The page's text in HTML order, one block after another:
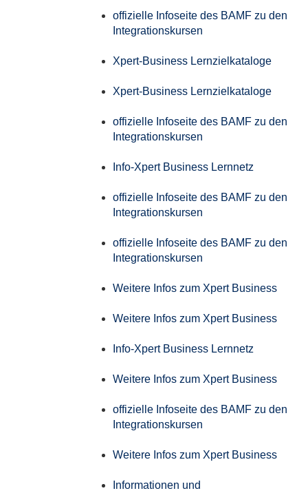
offizielle Infoseite des BAMF zu den
Integrationskursen
Xpert-Business Lernzielkataloge
Xpert-Business Lernzielkataloge
offizielle Infoseite des BAMF zu den
Integrationskursen
Info-Xpert Business Lernnetz
offizielle Infoseite des BAMF zu den
Integrationskursen
offizielle Infoseite des BAMF zu den
Integrationskursen
Weitere Infos zum Xpert Business
Weitere Infos zum Xpert Business
Info-Xpert Business Lernnetz
Weitere Infos zum Xpert Business
offizielle Infoseite des BAMF zu den
Integrationskursen
Weitere Infos zum Xpert Business
Informationen und